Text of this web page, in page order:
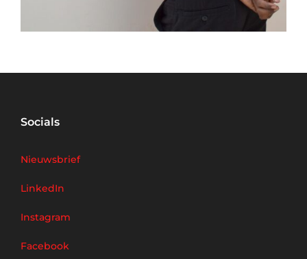
Socials
Nieuwsbrief
LinkedIn
Instagram
Facebook